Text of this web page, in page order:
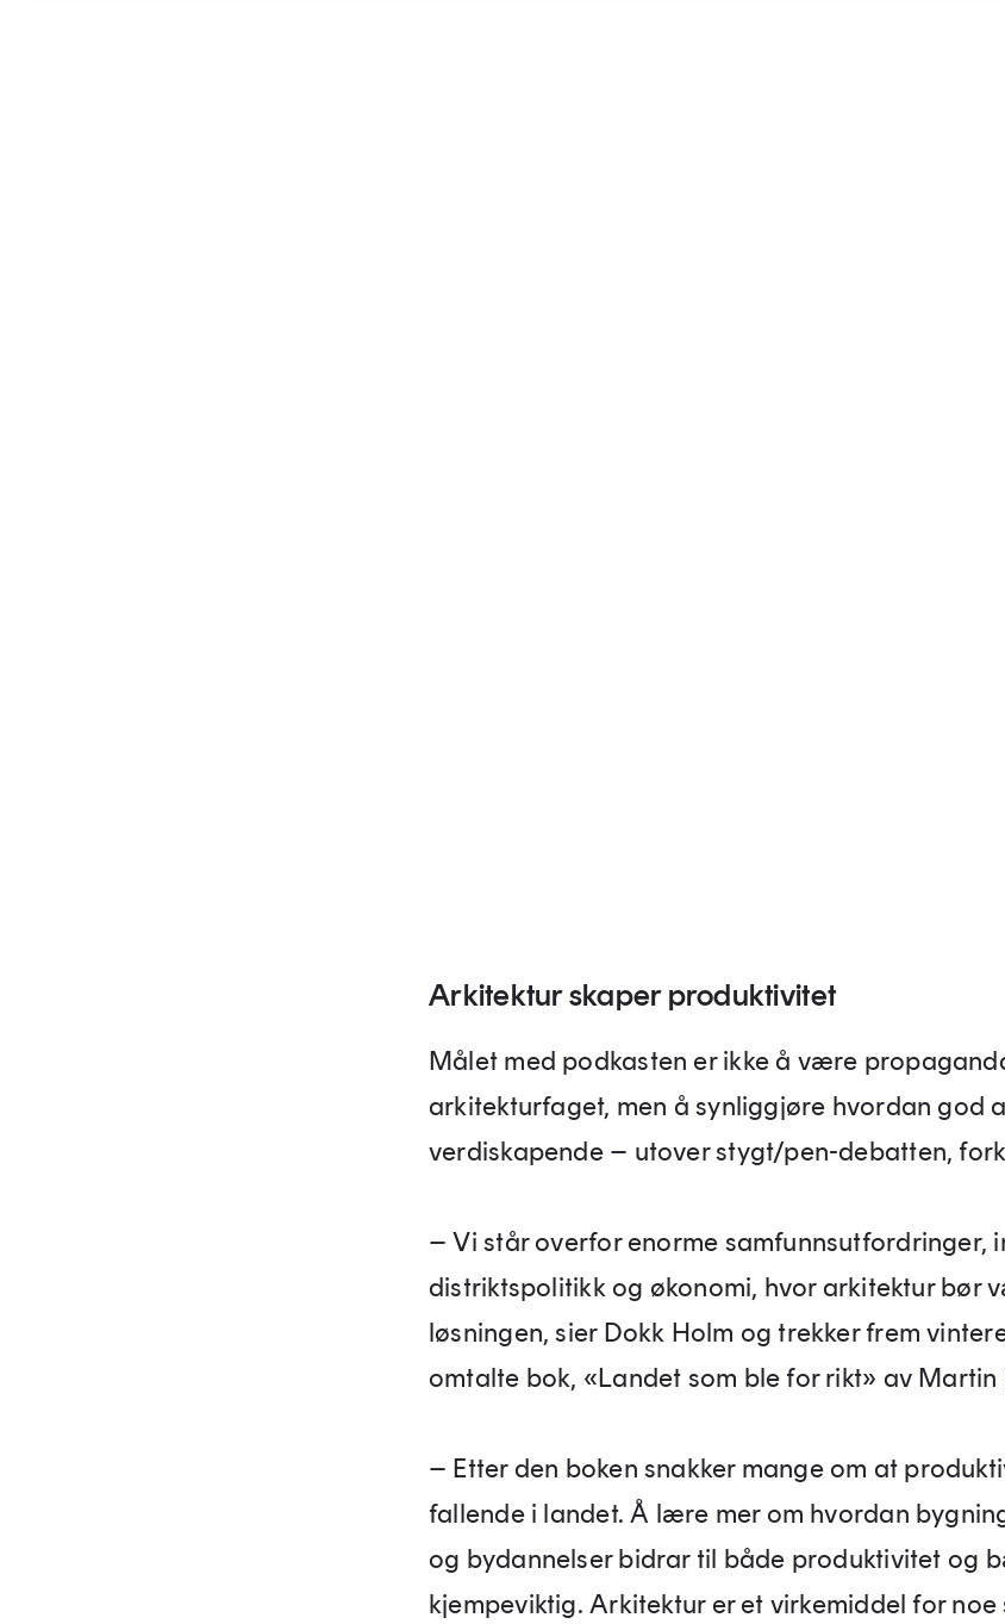
Arkitektur skaper produktivitet
Målet med podkasten er ikke å være
arkitekturfaget, men å synliggjøre hvordan god
verdiskapende – utover stygt/pen-debatten,
– Vi står overfor enorme samfunnsutfordringer,
distriktspolitikk og økonomi, hvor arkitektur bør
løsningen, sier Dokk Holm og trekker frem
omtalte bok, «Landet som ble for rikt» av Martin
– Etter den boken snakker mange om at
fallende i landet. Å lære mer om hvordan
og bydannelser bidrar til både produktivitet og
kjempeviktig. Arkitektur er et virkemiddel for noe